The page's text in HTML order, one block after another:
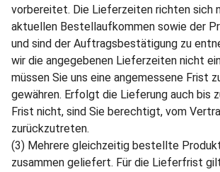
vorbereitet. Die Lieferzeiten richten sich
aktuellen Bestellaufkommen sowie der
und sind der Auftragsbestätigung zu
wir die angegebenen Lieferzeiten nicht
müssen Sie uns eine angemessene Frist
gewähren. Erfolgt die Lieferung auch bis
Frist nicht, sind Sie berechtigt, vom
zurückzutreten.
(3) Mehrere gleichzeitig bestellte
zusammen geliefert. Für die Lieferfrist